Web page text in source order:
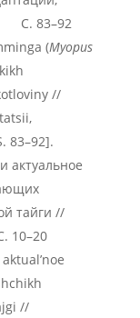
83–92
(Myopus
//
актуальное
тайги //
10–20
//